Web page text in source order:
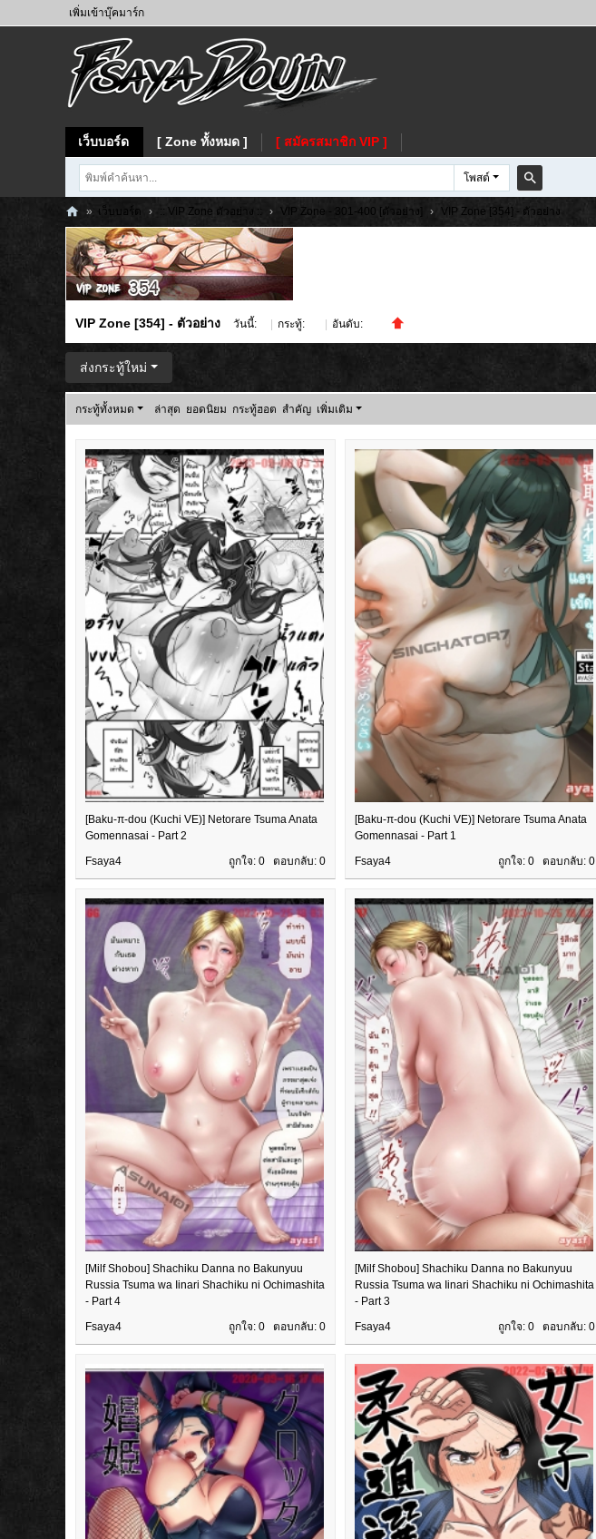
เพิ่มเข้าบุ๊คมาร์ก
เว็บบอร์ด [ Zone ทั้งหมด ] [ สมัครสมาชิก VIP ]
โพสต์
ค
้น
Fs
ay
» เว็บบอร์ด › :: VIP Zone ตัวอย่าง :: › VIP Zone - 301-400 [ตัวอย่าง] › VIP Zone [354] - ตัวอย่าง
VIP Zone [354] - ตัวอย่าง วันนี้: กระทู้: อันดับ:
ส่งกระทู้ใหม่
กระทู้ทั้งหมด ล่าสุด ยอดนิยม กระทู้ฮอต สำคัญ เพิ่มเติม
[Baku-π-dou (Kuchi VE)] Netorare Tsuma Anata
Gomennasai - Part 2
ถูกใจ: 0 ตอบกลับ: 0
Fsaya4
[Baku-π-dou (Kuchi VE)] Netorare Tsuma Anata
Gomennasai - Part 1
ถูกใจ: 0 ตอบกลับ: 0
Fsaya4
[Milf Shobou] Shachiku Danna no Bakunyuu
Russia Tsuma wa Iinari Shachiku ni Ochimashita
- Part 4
ถูกใจ: 0 ตอบกลับ: 0
Fsaya4
[Milf Shobou] Shachiku Danna no Bakunyuu
Russia Tsuma wa Iinari Shachiku ni Ochimashita
- Part 3
ถูกใจ: 0 ตอบกลับ: 0
Fsaya4